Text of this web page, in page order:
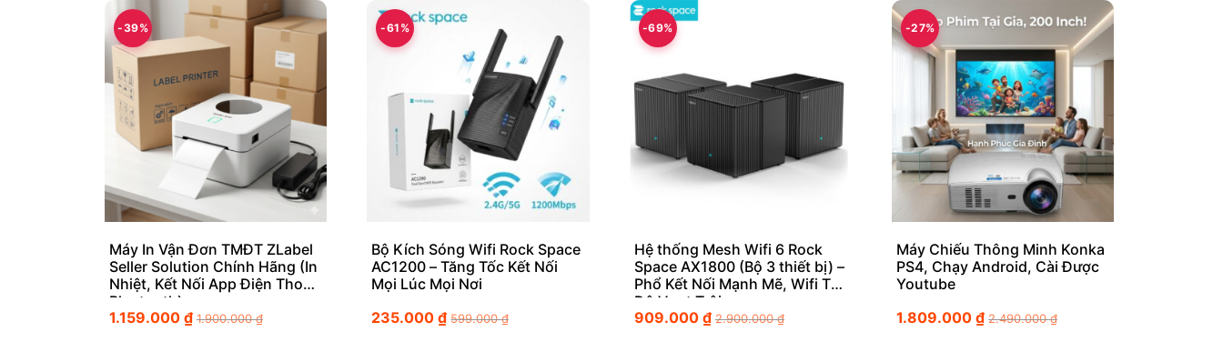
-39%
Máy In Vận Đơn TMĐT ZLabel
Seller Solution Chính Hãng (In
Nhiệt, Kết Nối App Điện Thoại
Bluetooth)
1.159.000 ₫ 1.900.000₫
-61%
Bộ Kích Sóng Wifi Rock Space
AC1200 – Tăng Tốc Kết Nối
Mọi Lúc Mọi Nơi
235.000₫ 599.000₫
-69%
Hệ thống Mesh Wifi 6 Rock
Space AX1800 (Bộ 3 thiết bị) –
Phổ Kết Nối Mạnh Mẽ, Wifi Tốc
Độ Vượt Trội
909.000 ₫ 2.900.000₫
-27%
Máy Chiếu Thông Minh Konka
PS4, Chạy Android, Cài Được
Youtube
1.809.000₫ 2.490.000₫